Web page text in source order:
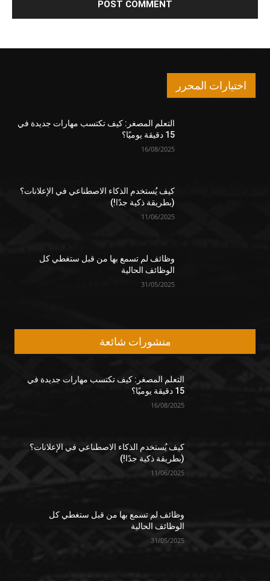
اختيارات المحرر
التعلم المصغر: كيف تكتسب مهارات جديدة في
15 دقيقة يوميًا؟
16/08/2025
كيف يُستخدم الذكاء الاصطناعي في الإعلانات؟
(بطريقة ذكية جدًا!)
11/06/2025
وظائف لم تسمع بها من قبل ستغطي كل
الوظائف الحالية
31/05/2025
منشورات شائعة
التعلم المصغر: كيف تكتسب مهارات جديدة في
15 دقيقة يوميًا؟
16/08/2025
كيف يُستخدم الذكاء الاصطناعي في الإعلانات؟
(بطريقة ذكية جدًا!)
11/06/2025
وظائف لم تسمع بها من قبل ستغطي كل
الوظائف الحالية
31/05/2025